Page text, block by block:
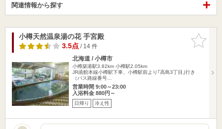
関連情報から探す
お気に入
りに追加
小樽天然温泉湯の花 手宮殿
3.5点/ 14 件
北海道 / 小樽市
小樽築港駅3.82km 小樽駅2.05km
JR函館本線小樽駅下車、小樽駅前より｢高島3丁目｣行き
（バス路線番号…
営業時間 9:00～23:00
入浴料金 880円～
日帰り 冷え性